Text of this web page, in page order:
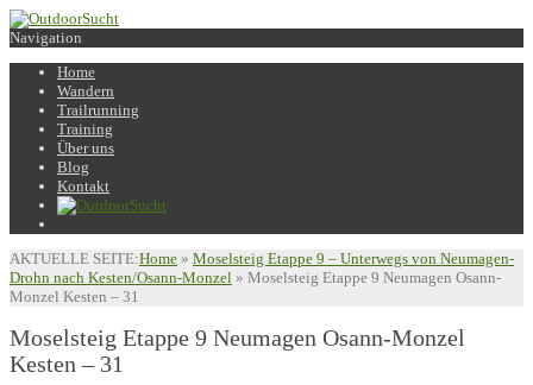
Navigation
Home
Wandern
Trailrunning
Training
Über uns
Blog
Kontakt
AKTUELLE SEITE:Home » Moselsteig Etappe 9 – Unterwegs von Neumagen-
Drohn nach Kesten/Osann-Monzel » Moselsteig Etappe 9 Neumagen Osann-
Monzel Kesten – 31
Moselsteig Etappe 9 Neumagen Osann-Monzel
Kesten – 31